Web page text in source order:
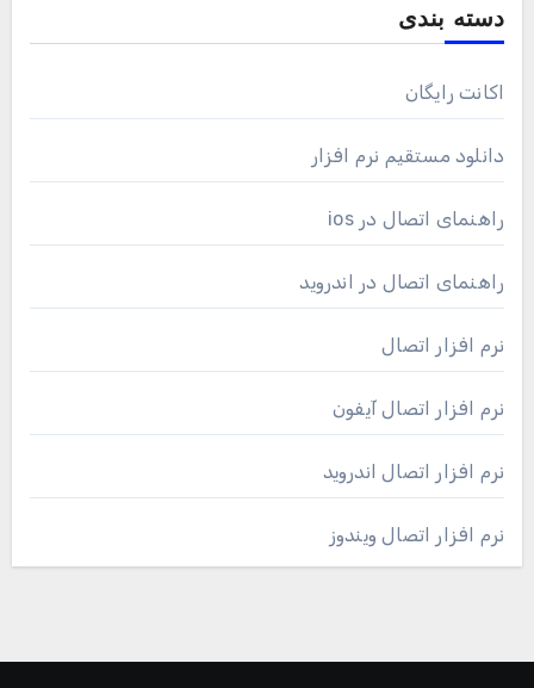
دسته بندی
اکانت رایگان
دانلود مستقیم نرم افزار
راهنمای اتصال در ios
راهنمای اتصال در اندروید
نرم افزار اتصال
نرم افزار اتصال آیفون
نرم افزار اتصال اندروید
نرم افزار اتصال ویندوز